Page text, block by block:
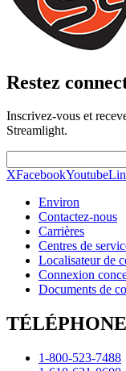
Restez
Inscrivez-vous et
Streamlight.
XFacebookYoutube
Environ
Contactez-nous
Carrières
Centres de
Localisateur de
Connexion
Documents de
TÉLÉPHONE
1-800-523-7488